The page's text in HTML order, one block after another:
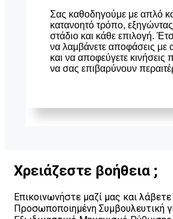
Σας καθοδηγούμε με απλό
κατανοητό τρόπο,
στάδιο και κάθε επιλογή.
να λαμβάνετε αποφάσεις με
και να αποφεύγετε κινήσεις
να σας επιβαρύνουν
Χρειάζεστε βοήθεια ;
Επικοινωνήστε μαζί μας και
Προσωποποιημένη Συμβουλευτική